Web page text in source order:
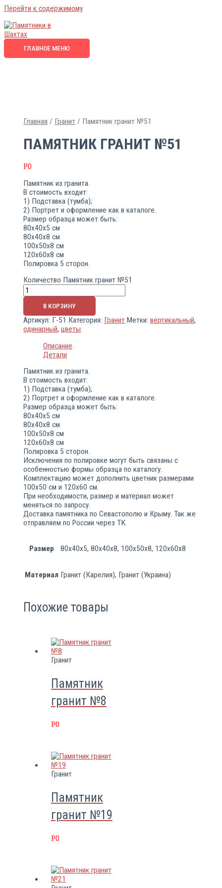
Перейти к содержимому
ГЛАВНОЕ МЕНЮ
Главная / Гранит / Памятник гранит №51
ПАМЯТНИК ГРАНИТ №51
Р0
Памятник из гранита.
В стоимость входит:
1) Подставка (тумба);
2) Портрет и оформление как в каталоге.
Размер образца может быть:
80х40х5 см
80х40х8 см
100х50х8 см
120х60х8 см
Полировка 5 сторон.
Количество Памятник гранит №51
В КОРЗИНУ
Артикул: Г-51 Категория: Гранит Метки:вертикальный,
одинарный,цветы
Описание
Детали
Памятник из гранита.
В стоимость входит:
1) Подставка (тумба);
2) Портрет и оформление как в каталоге.
Размер образца может быть:
80х40х5 см
80х40х8 см
100х50х8 см
120х60х8 см
Полировка 5 сторон.
Исключения по полировке могут быть связаны с
особенностью формы образца по каталогу.
Комплектацию может дополнить цветник размерами
100х50 см и 120х60 см.
При необходимости, размер и материал может
меняться по запросу.
Доставка памятника по Севастополю и Крыму. Так же
отправляем по России через ТК.
Размер 80х40х5, 80х40х8, 100х50х8, 120х60х8
Материал Гранит (Карелия), Гранит (Украина)
Похожие товары
Гранит
Памятник
гранит №8
Р0
Гранит
Памятник
гранит №19
Р0